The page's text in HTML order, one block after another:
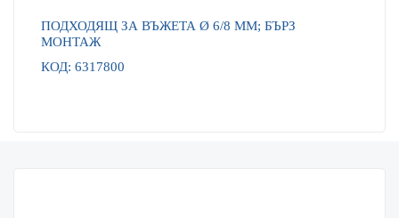
ПОДХОДЯЩ ЗА ВЪЖЕТА Ø 6/8 MM; БЪРЗ
МОНТАЖ
КОД: 6317800